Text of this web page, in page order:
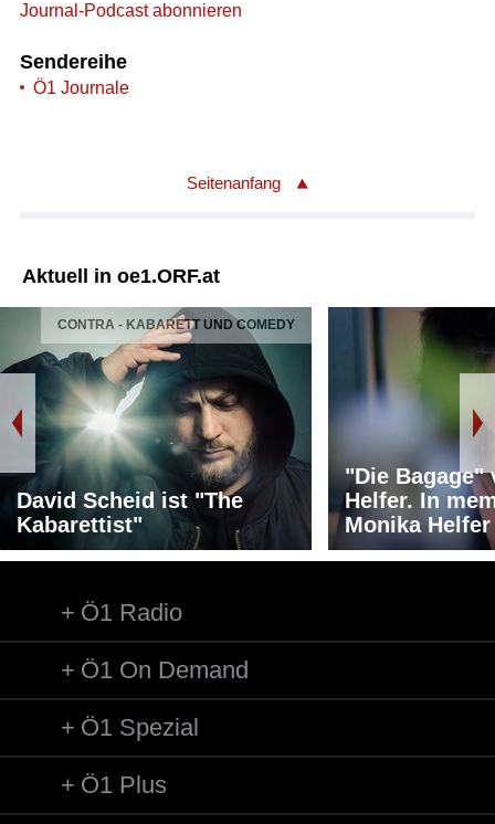
Journal-Podcast abonnieren
Sendereihe
Ö1 Journale
Seitenanfang
Aktuell in oe1.ORF.at
CONTRA - KABARETT UND COMEDY
David Scheid ist "The
Kabarettist"
"Die Bagage"
Helfer. In
Monika Helfer
Ö1 Radio
Ö1 On Demand
Ö1 Spezial
Ö1 Plus